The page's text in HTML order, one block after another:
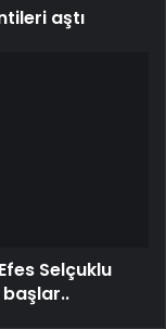
aştı
Selçuklu
başlar..